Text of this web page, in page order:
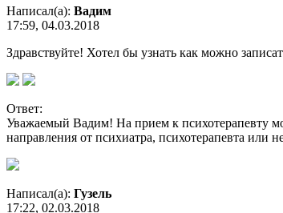
Написал(а): Вадим
17:59, 04.03.2018
Здравствуйте! Хотел бы узнать как можно
Ответ:
Уважаемый Вадим! На прием к психотерапевту
направления от психиатра, психотерапевта или
Написал(а): Гузель
17:22, 02.03.2018